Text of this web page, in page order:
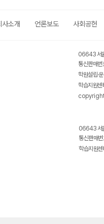
사소개 언론보도 사회공헌
06643 서
통신판매
학원설립·
학습지원
06643 서
통신판매
학습지원